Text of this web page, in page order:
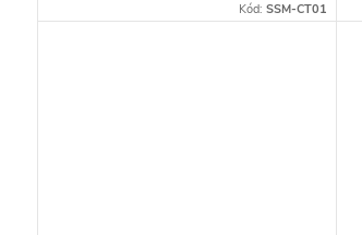
Kód:SSM-CT01